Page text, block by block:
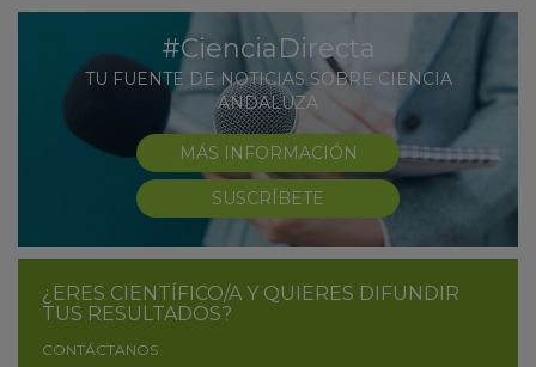
#CienciaDirecta
TU FUENTE DE NOTICIAS SOBRE CIENCIA
ANDALUZA
MÁS INFORMACIÓN
SUSCRÍBETE
¿ERES CIENTÍFICO/A Y QUIERES DIFUNDIR
TUS RESULTADOS?
CONTÁCTANOS